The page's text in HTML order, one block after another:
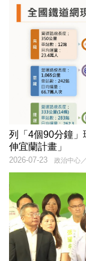
列「4個90分鐘
伸宜蘭計畫」
政治中心
2026-07-23